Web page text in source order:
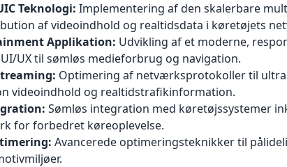
Teknologi: Implementering af den skalerbare
af videoindhold og realtidsdata i køretøjets
Applikation: Udvikling af et moderne,
UX til sømløs medieforbrug og navigation.
Optimering af netværksprotokoller til
videoindhold og realtidstrafikinformation.
Sømløs integration med køretøjssystemer
for forbedret køreoplevelse.
Avancerede optimeringsteknikker til